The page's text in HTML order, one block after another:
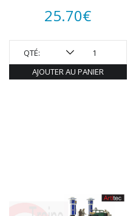
25.70€
QTÉ:
AJOUTER AU PANIER